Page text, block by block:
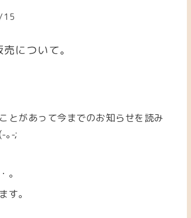
15
について。
とがあって今までのお知らせを読み
｡-;
。
す。